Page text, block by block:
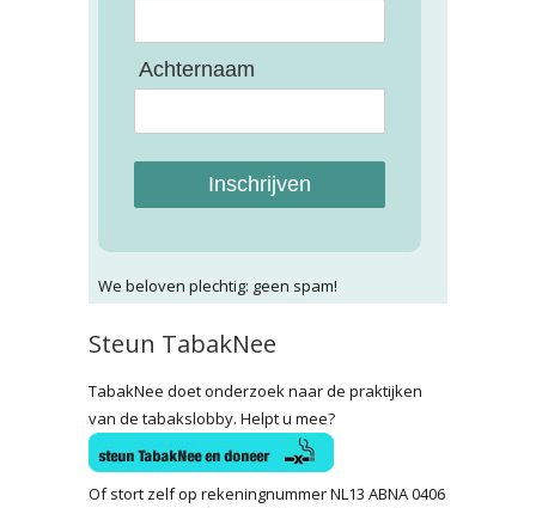
Achternaam
Inschrijven
We beloven plechtig: geen spam!
Steun TabakNee
TabakNee doet onderzoek naar de praktijken
van de tabakslobby. Helpt u mee?
Of stort zelf op rekeningnummer NL13 ABNA 0406